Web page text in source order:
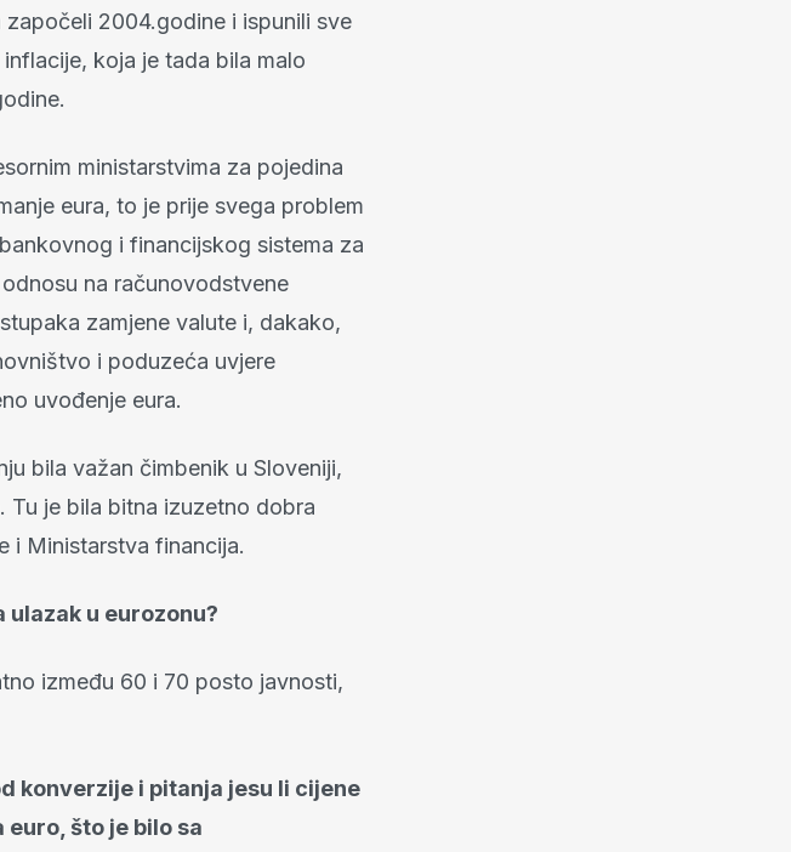
2004.godine i ispunili sve
koja je tada bila malo
ministarstvima za pojedina
eura, to je prije svega problem
i financijskog sistema za
na računovodstvene
zamjene valute i, dakako,
i poduzeća uvjere
uvođenje eura.
bila važan čimbenik u Sloveniji,
Tu je bila bitna izuzetno dobra
i Ministarstva financija.
ulazak u eurozonu?
između 60 i 70 posto javnosti,
konverzije i pitanja jesu li cijene
što je bilo sa